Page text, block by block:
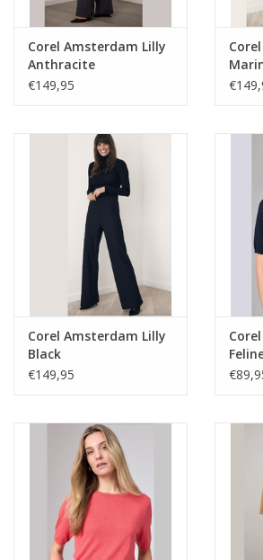
Corel Amsterdam Lilly
Anthracite
€149,95
Corel Amsterdam Lilly
Black
€149,95